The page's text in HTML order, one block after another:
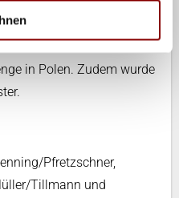
GBT, erreichte das
in Polen. Zudem wurde
Pfretzschner,
Tillmann und